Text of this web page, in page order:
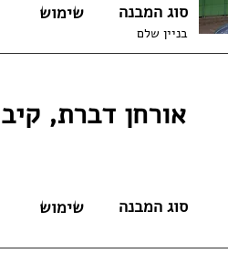
שימוש סוג המבנה
בניין שלם
אורחן דברת,
שימוש סוג המבנה